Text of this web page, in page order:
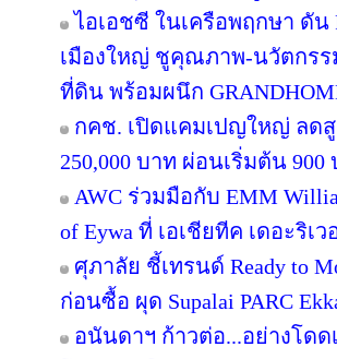
ไอเอชซี ในเครือพฤกษา ดัน
เมืองใหญ่ ชูคุณภาพ-นวัตกรร
ที่ดิน พร้อมผนึก
กคช. เปิดแคมเปญใหญ่ ลดสู
250,000 บาท ผ่อนเริ่มต้น 900
AWC ร่วมมือกับ EMM
of Eywa ที่ เอเชียทีค เดอะริเ
ศุภาลัย ชี้เทรนด์ Ready to
ก่อนซื้อ ผุด Supalai PARC
อนันดาฯ ก้าวต่อ...อย่างโด